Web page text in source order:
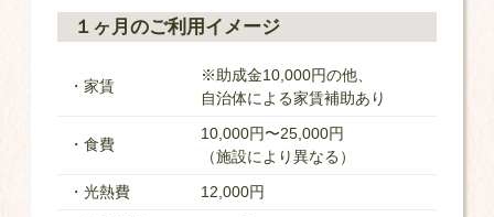
１ヶ月のご利用イメージ
・家賃
※助成金10,000円の他、
自治体による家賃補助あり
・食費
10,000円〜25,000円
（施設により異なる）
・光熱費
12,000円